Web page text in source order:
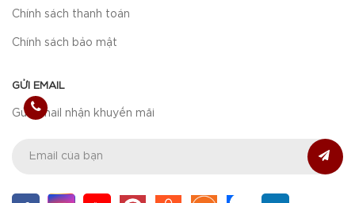
Chính sách thanh toán
Chính sách bảo mật
GỬI EMAIL
Gửi email nhận khuyến mãi